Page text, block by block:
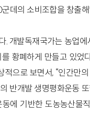
데의 소비조합을 창출
개발독재국가는 농업에
황폐하게 만들고 있었
으로 보면서, “인간만
반개발 생명평화운동
에 기반한 도농농산물